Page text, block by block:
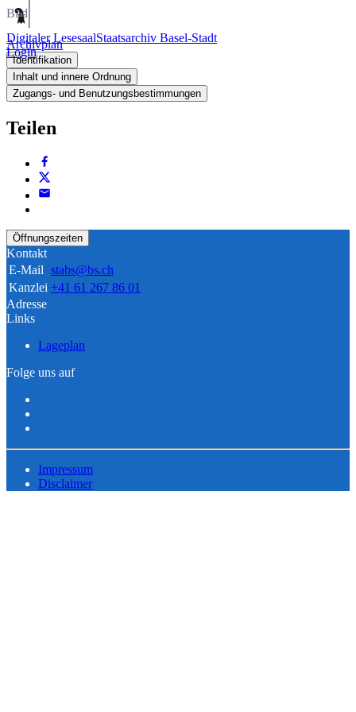
Digitaler LesesaalStaatsarchiv Basel-Stadt
Login
Bild
Archivplan
Identifikation
Inhalt und innere Ordnung
Zugangs- und Benutzungsbestimmungen
Teilen
Öffnungszeiten
Kontakt
E-Mail stabs@bs.ch
Kanzlei +41 61 267 86 01
Adresse
Links
Lageplan
Folge uns auf
Impressum
Disclaimer